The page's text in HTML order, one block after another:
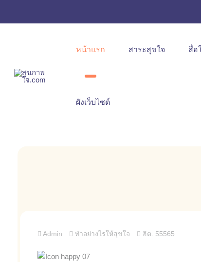
หน้าแรก สาระสุขใจ สื่อ
ผังเว็บไซต์
Admin ทำอย่างไรให้สุขใจ ฮิต: 55565